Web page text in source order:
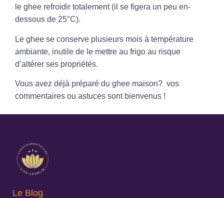
le ghee refroidir totalement (il se figera un peu en-
dessous de 25°C).
Le ghee se conserve plusieurs mois à température
ambiante, inutile de le mettre au frigo au risque
d’altérer ses propriétés.
Vous avez déjà préparé du ghee maison? vos
commentaires ou astuces sont bienvenus !
Le Blog